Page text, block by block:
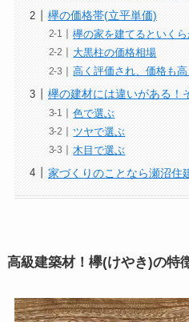
欅の価格帯(立平単価)
欅の家を建てるといくら
大黒柱の価格相場
高く評価され、価格も
欅の建材には違いがある！
色で選ぶ
ツヤで選ぶ
木目で選ぶ
家づくりのことなら瀬沼住
高級建築材！欅(けやき)の特